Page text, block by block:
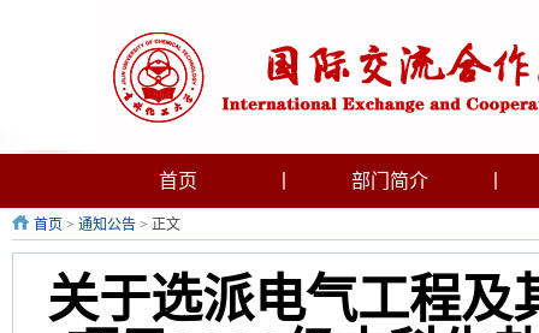
首页 部门简介
首页 > 通知公告 > 正文
关于选派电气工程及